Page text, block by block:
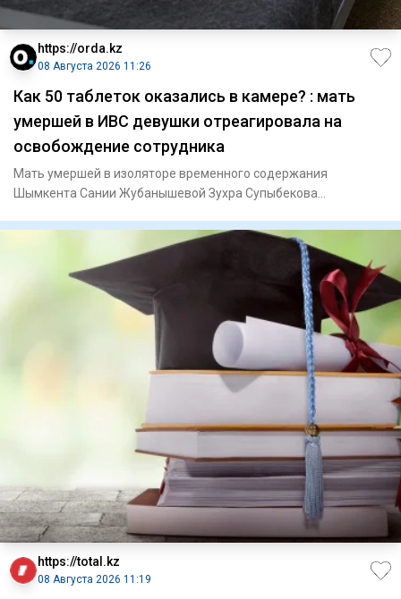
https://orda.kz
08 Августа 2026 11:26
Как 50 таблеток оказались в камере? : мать
умершей в ИВС девушки отреагировала на
освобождение сотрудника
Мать умершей в изоляторе временного содержания
Шымкента Сании Жубанышевой Зухра Супыбекова
https://total.kz
08 Августа 2026 11:19